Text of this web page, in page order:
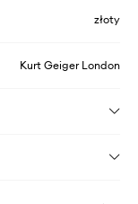
złoty
Kurt Geiger London